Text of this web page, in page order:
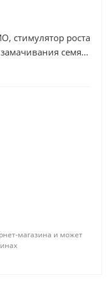
стимулятор роста
семян
магазина и может